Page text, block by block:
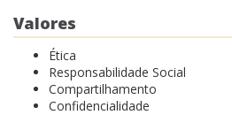
Valores
Ética
Responsabilidade Social
Compartilhamento
Confidencialidade